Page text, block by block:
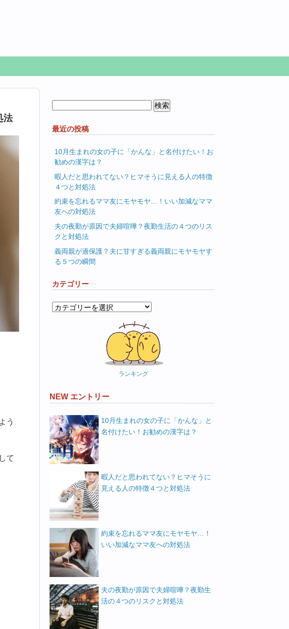
法
う
て
最近の投稿
10月生まれの女の子に「かんな」と名付けたい！お
勧めの漢字は？
暇人だと思われてない？ヒマそうに見える人の特徴
４つと対処法
約束を忘れるママ友にモヤモヤ…！いい加減なママ
友への対処法
夫の夜勤が原因で夫婦喧嘩？夜勤生活の４つのリス
クと対処法
義両親が過保護？夫に甘すぎる義両親にモヤモヤす
る５つの瞬間
カテゴリー
カ
ランキング
NEW エントリー
10月生まれの女の子に「かんな」と
名付けたい！お勧めの漢字は？
暇人だと思われてない？ヒマそうに
見える人の特徴４つと対処法
約束を忘れるママ友にモヤモヤ…！
いい加減なママ友への対処法
夫の夜勤が原因で夫婦喧嘩？夜勤生
活の４つのリスクと対処法